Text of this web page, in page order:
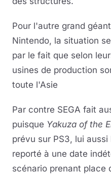
Pour l'autre grand
Nintendo, la situation
par le fait que selon
usines de production
toute l'Asie
Par contre SEGA fait
puisque Yakuza of the
prévu sur PS3, lui
reporté à une date
scénario prenant place